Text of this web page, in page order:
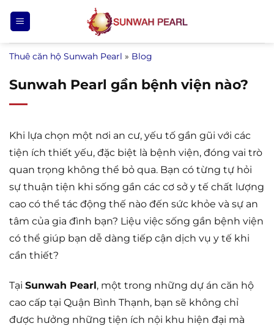
qua
nội
dung
Thuê căn hộ Sunwah Pearl » Blog
Sunwah Pearl gần bệnh viện nào?
Khi lựa chọn một nơi an cư, yếu tố gần gũi với các
tiện ích thiết yếu, đặc biệt là bệnh viện, đóng vai trò
quan trọng không thể bỏ qua. Bạn có từng tự hỏi
sự thuận tiện khi sống gần các cơ sở y tế chất lượng
cao có thể tác động thế nào đến sức khỏe và sự an
tâm của gia đình bạn? Liệu việc sống gần bệnh viện
có thể giúp bạn dễ dàng tiếp cận dịch vụ y tế khi
cần thiết?
Tại Sunwah Pearl, một trong những dự án căn hộ
cao cấp tại Quận Bình Thạnh, bạn sẽ không chỉ
được hưởng những tiện ích nội khu hiện đại mà